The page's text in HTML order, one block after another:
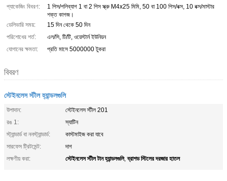
প্যাকেজিং বিবরণ:
1 পিস/পলিব্যাগ 1 বা 2 পিস স্ক্রু M4x25 মিমি, 50 বা 100 পিস/বক্স, 10 বক্স/মাস্টার
শক্ত কাগজ।
ডেলিভারি সময়:
15 দিন থেকে 50 দিন
পরিশোধের শর্ত:
এল/সি, টি/টি, ওয়েস্টার্ন ইউনিয়ন
যোগানের ক্ষমতা:
প্রতি মাসে 5000000 টুকরা
বিবরণ
স্টেইনলেস স্টীল হ্যান্ডলগুলি
উপাদান:
স্টেইনলেস স্টীল 201
রঙ 1:
স্যাটিন
স্ট্যান্ডার্ড বা ননস্ট্যান্ডার্ড:
কাস্টমাইজ করা যাবে
সারফেস ট্রিটমেন্ট:
দাগ
লক্ষণীয় করা:
স্টেইনলেস স্টীল টান হ্যান্ডলগুলি,ব্রাশড স্টিলের দরজার হাতল